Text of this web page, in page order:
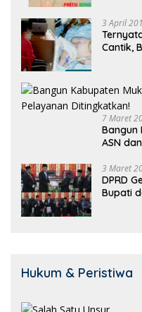
3 April
Cantik,
7 Maret
Bangun
ASN
3 Maret
DPRD
Bupati
Hukum & Peristiwa